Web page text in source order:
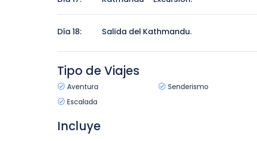
Día 18: Salida del Kathmandu.
Salida del Kathmandu.
Tipo de Viajes
Aventura Senderismo
Escalada
Incluye